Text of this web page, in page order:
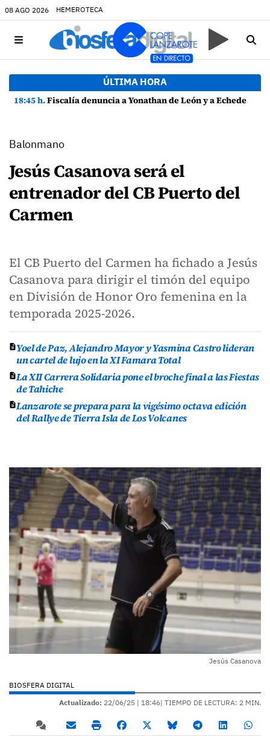
08 AGO 2026 HEMEROTECA
ÚLTIMA HORA
18:45 h.Fiscalía denuncia a Yonathan de León y a Echedey Eugenio por presuntas anomalías en contratos festivos
Balonmano
Jesús Casanova será el
entrenador del CB Puerto del
Carmen
El CB Puerto del Carmen ha fichado a Jesús
Casanova para dirigir el timón del equipo
en División de Honor Oro femenina en la
temporada 2025-2026.
Yoel de Paz, Alejandro Mayor y Yasmina Castro lideran
un cartel de lujo en la XI Famara Total
La XII Carrera Solidaria pone el broche final a las Fiestas
de Tahiche
Lanzarote se prepara para la vigésimo octava edición
del Rallye de Tierra Isla de Los Volcanes
Jesús Casanova
BIOSFERA DIGITAL
Actualizado: 22/06/25 | 18:46| TIEMPO DE LECTURA: 2 MIN.